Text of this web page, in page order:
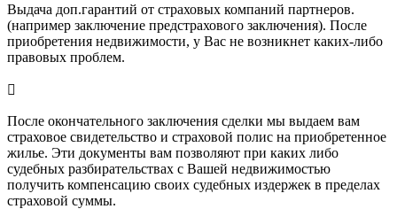
Выдача доп.гарантий от страховых компаний партнеров.
(например заключение предстрахового заключения). После
приобретения недвижимости, у Вас не возникнет каких-либо
правовых проблем.

После окончательного заключения сделки мы выдаем вам
страховое свидетельство и страховой полис на приобретенное
жилье. Эти документы вам позволяют при каких либо
судебных разбирательствах с Вашей недвижимостью
получить компенсацию своих судебных издержек в пределах
страховой суммы.